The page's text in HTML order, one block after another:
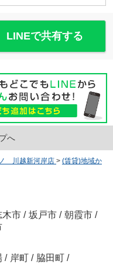
LINEで共有する
へ
川越新河岸店 > (賃貸)地域か
木市 / 坂戸市 / 朝霞市 /
/ 岸町 / 脇田町 /